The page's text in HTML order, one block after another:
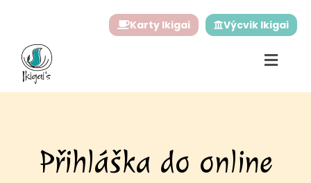
obsah
Karty Ikigai Výcvik Ikigai
Přihláška do online